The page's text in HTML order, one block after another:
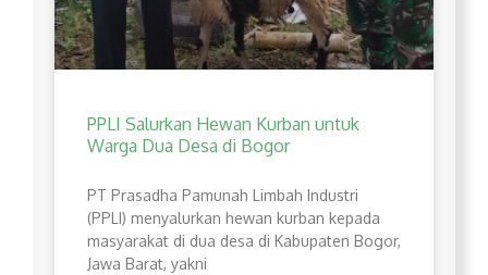
PPLI Salurkan Hewan Kurban untuk
Warga Dua Desa di Bogor
PT Prasadha Pamunah Limbah Industri
(PPLI) menyalurkan hewan kurban kepada
masyarakat di dua desa di Kabupaten Bogor,
Jawa Barat, yakni